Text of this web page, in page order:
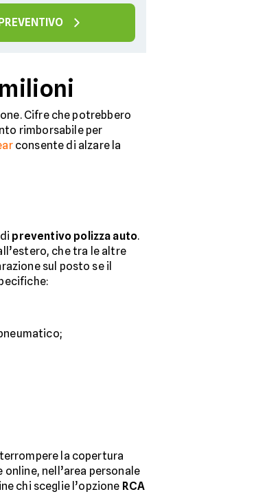
Cifre che potrebbero
rimborsabile per
consente di alzare la
preventivo polizza auto.
che tra le altre
sul posto se il
la copertura
nell’area personale
chi sceglie l’opzione RCA